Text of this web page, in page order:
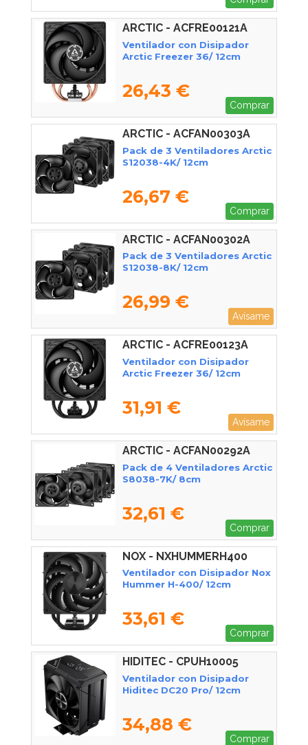
ARCTIC - ACFRE00121A
Ventilador con Disipador
Arctic Freezer 36/ 12cm
26,43 €
Comprar
ARCTIC - ACFAN00303A
Pack de 3 Ventiladores Arctic
S12038-4K/ 12cm
26,67 €
Comprar
ARCTIC - ACFAN00302A
Pack de 3 Ventiladores Arctic
S12038-8K/ 12cm
26,99 €
Avísame
ARCTIC - ACFRE00123A
Ventilador con Disipador
Arctic Freezer 36/ 12cm
31,91 €
Avísame
ARCTIC - ACFAN00292A
Pack de 4 Ventiladores Arctic
S8038-7K/ 8cm
32,61 €
Comprar
NOX - NXHUMMERH400
Ventilador con Disipador Nox
Hummer H-400/ 12cm
33,61 €
Comprar
HIDITEC - CPUH10005
Ventilador con Disipador
Hiditec DC20 Pro/ 12cm
34,88 €
Comprar